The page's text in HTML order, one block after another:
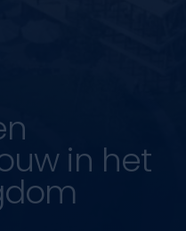
in het